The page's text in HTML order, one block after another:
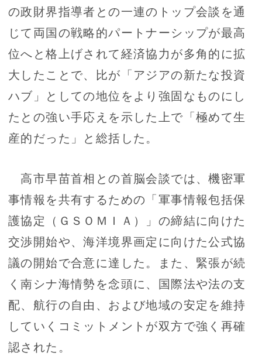
の政財界指導者との一連のトップ会談を通
じて両国の戦略的パートナーシップが最高
位へと格上げされて経済協力が多角的に拡
大したことで、比が「アジアの新たな投資
ハブ」としての地位をより強固なものにし
たとの強い手応えを示した上で「極めて生
産的だった」と総括した。
高市早苗首相との首脳会談では、機密軍
事情報を共有するための「軍事情報包括保
護協定（ＧＳＯＭＩＡ）」の締結に向けた
交渉開始や、海洋境界画定に向けた公式協
議の開始で合意に達した。また、緊張が続
く南シナ海情勢を念頭に、国際法や法の支
配、航行の自由、および地域の安定を維持
していくコミットメントが双方で強く再確
認された。